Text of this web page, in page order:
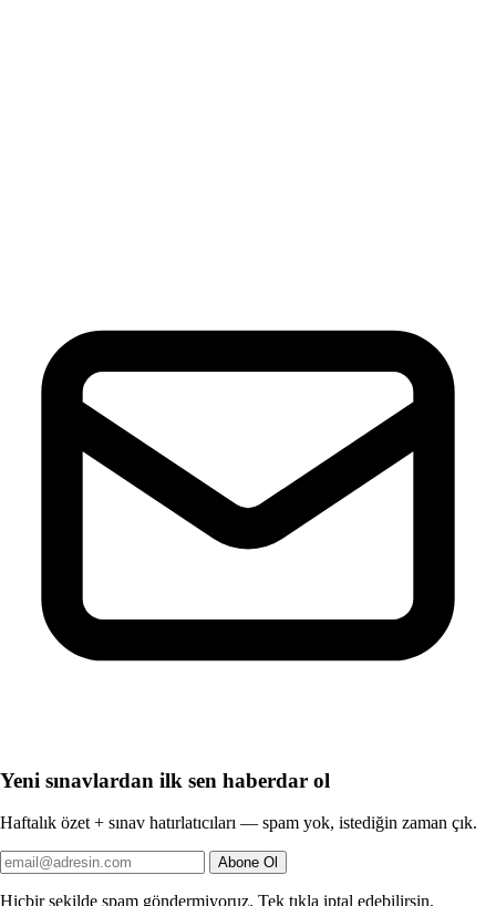
Yeni sınavlardan ilk sen haberdar ol
Haftalık özet + sınav hatırlatıcıları — spam yok, istediğin zaman çık.
Abone Ol
Hiçbir şekilde spam göndermiyoruz. Tek tıkla iptal edebilirsin.